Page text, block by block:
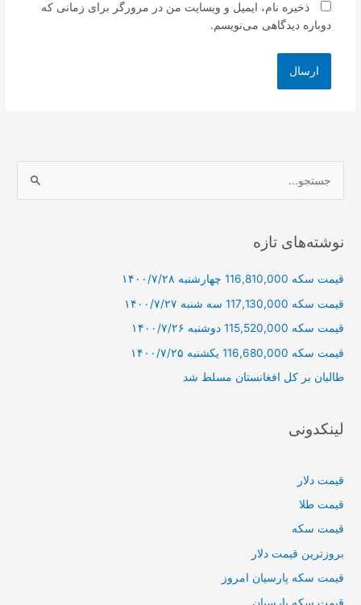
ذخیره نام، ایمیل و وبسایت من در مرورگر برای زمانی که
دوباره دیدگاهی می‌نویسم.
ب
ر
ا
نوشته‌های تازه
قیمت سکه 116,810,000 چهارشنبه ۱۴۰۰/۷/۲۸
قیمت سکه 117,130,000 سه شنبه ۱۴۰۰/۷/۲۷
قیمت سکه 115,520,000 دوشنبه ۱۴۰۰/۷/۲۶
قیمت سکه 116,680,000 یکشنبه ۱۴۰۰/۷/۲۵
طالبان بر كل افغانستان مسلط شد
لینکدونی
قیمت دلار
قیمت طلا
قیمت سکه
بروزترین قیمت دلار
قیمت سکه پارسیان امروز
قیمت سکه پارسیان